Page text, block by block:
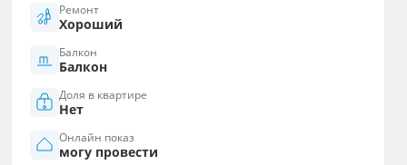
Ремонт
Хороший
Балкон
Балкон
Доля в квартире
Нет
Онлайн показ
могу провести